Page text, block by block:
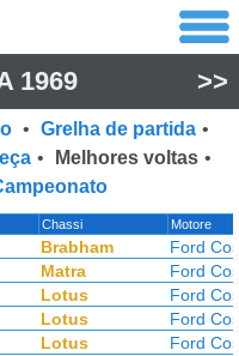
1969 >>
• Grelha de partida •
• Melhores voltas •
Chassi Motore
Brabham
Ford
Matra
Ford
Lotus
Ford
Lotus
Ford
Lotus
Ford